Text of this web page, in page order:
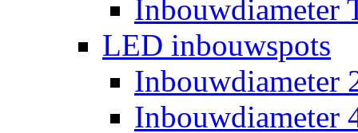
Inbouwdiameter
LED inbouwspots
Inbouwdiameter
Inbouwdiameter